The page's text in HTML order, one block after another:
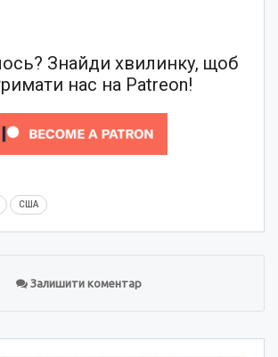
Знайди хвилинку, щоб
нас на Patreon!
США
Залишити коментар